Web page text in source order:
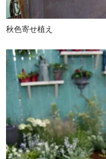
秋色寄せ植え